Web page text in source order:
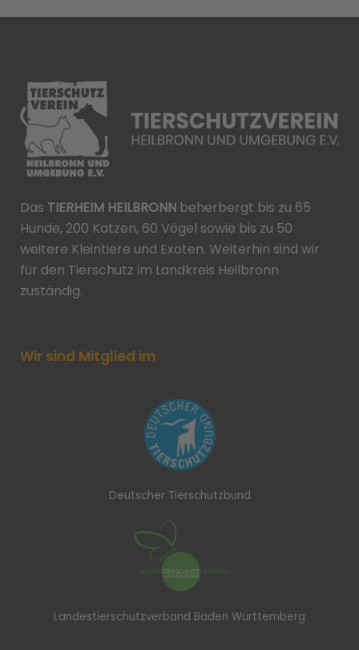
Das TIERHEIM HEILBRONN beherbergt bis zu 65
Hunde, 200 Katzen, 60 Vögel sowie bis zu 50
weitere Kleintiere und Exoten. Weiterhin sind wir
für den Tierschutz im Landkreis Heilbronn
zuständig.
Wir sind Mitglied im
Deutscher Tierschutzbund
Landestierschutzverband Baden Württemberg